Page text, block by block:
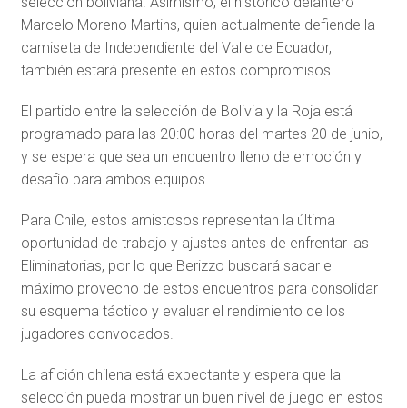
Marcelo Moreno Martins, quien actualmente defiende la
camiseta de Independiente del Valle de Ecuador,
también estará presente en estos compromisos.
El partido entre la selección de Bolivia y la Roja está
programado para las 20:00 horas del martes 20 de junio,
y se espera que sea un encuentro lleno de emoción y
desafío para ambos equipos.
Para Chile, estos amistosos representan la última
oportunidad de trabajo y ajustes antes de enfrentar las
Eliminatorias, por lo que Berizzo buscará sacar el
máximo provecho de estos encuentros para consolidar
su esquema táctico y evaluar el rendimiento de los
jugadores convocados.
La afición chilena está expectante y espera que la
selección pueda mostrar un buen nivel de juego en estos